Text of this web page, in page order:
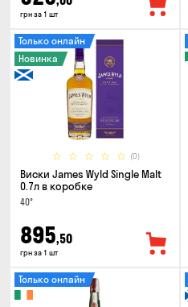
грн за 1 шт
(0)
Только онлайн
Новинка
Виски James Wyld Single Malt
0.7л в коробке
40°
895,50
грн за 1 шт
Только онлайн